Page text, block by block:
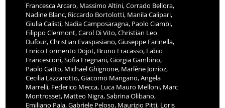
Francesca Arcaro, Massimo Altini, Corrado Bellora,
Nadine Blanc, Riccardo Bortolotti, Manila Calipari,
Giulia Calisti, Nadia Camposaragna, Paolo Ciambi,
Filippo Clermont, Carol Di Vito, Christian Leo
Dufour, Christian Evaspasiano, Giuseppe Farinella,
Enrico Formento Dojot, Bruno Fracasso, Fabio
Francesconi, Sofia Fregnani, Giorgia Gambino,
Paolo Gatto, Michael Ghignone, Marlène Jorrioz,
Cecilia Lazzarotto, Giacomo Mangano, Angela
Marrelli, Federico Mecca, Luca Mauro Melloni, Marc
Montrosset, Matteo Nigra, Sabrina Olibano,
Emiliano Pala, Gabriele Peloso, Maurizio Pitti, Loris